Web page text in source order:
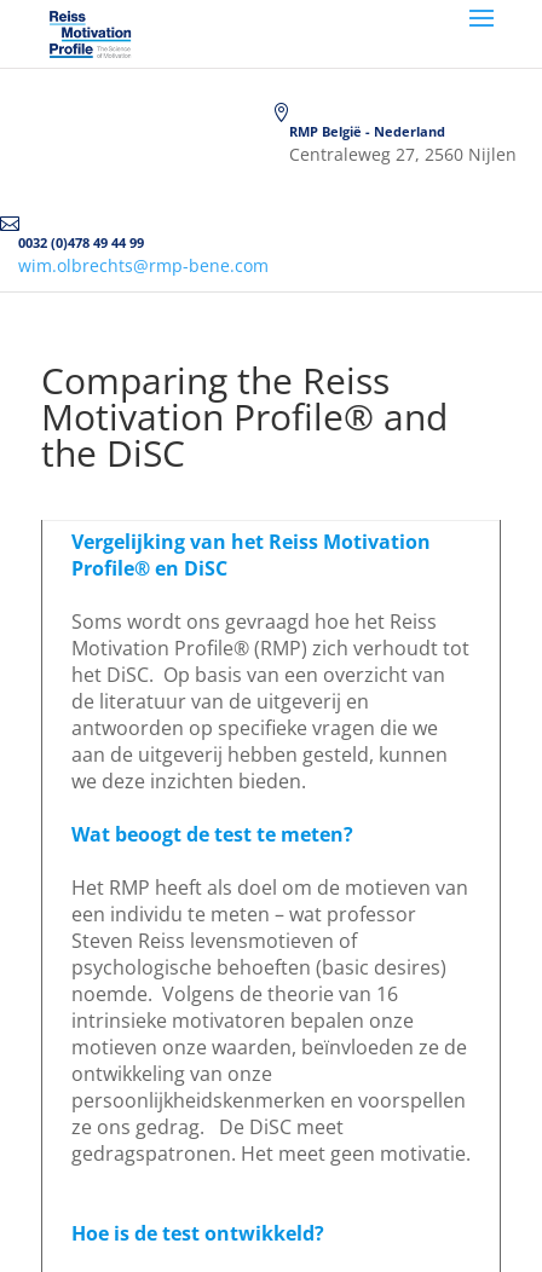

RMP België - Nederland
Centraleweg 27, 2560 Nijlen

0032 (0)478 49 44 99
wim.olbrechts@rmp-bene.com
Comparing the Reiss
Motivation Profile® and
the DiSC
Vergelijking van het Reiss Motivation
Profile® en DiSC
Soms wordt ons gevraagd hoe het Reiss
Motivation Profile® (RMP) zich verhoudt tot
het DiSC. Op basis van een overzicht van
de literatuur van de uitgeverij en
antwoorden op specifieke vragen die we
aan de uitgeverij hebben gesteld, kunnen
we deze inzichten bieden.
Wat beoogt de test te meten?
Het RMP heeft als doel om de motieven van
een individu te meten – wat professor
Steven Reiss levensmotieven of
psychologische behoeften (basic desires)
noemde. Volgens de theorie van 16
intrinsieke motivatoren bepalen onze
motieven onze waarden, beïnvloeden ze de
ontwikkeling van onze
persoonlijkheidskenmerken en voorspellen
ze ons gedrag. De DiSC meet
gedragspatronen. Het meet geen motivatie.
Hoe is de test ontwikkeld?